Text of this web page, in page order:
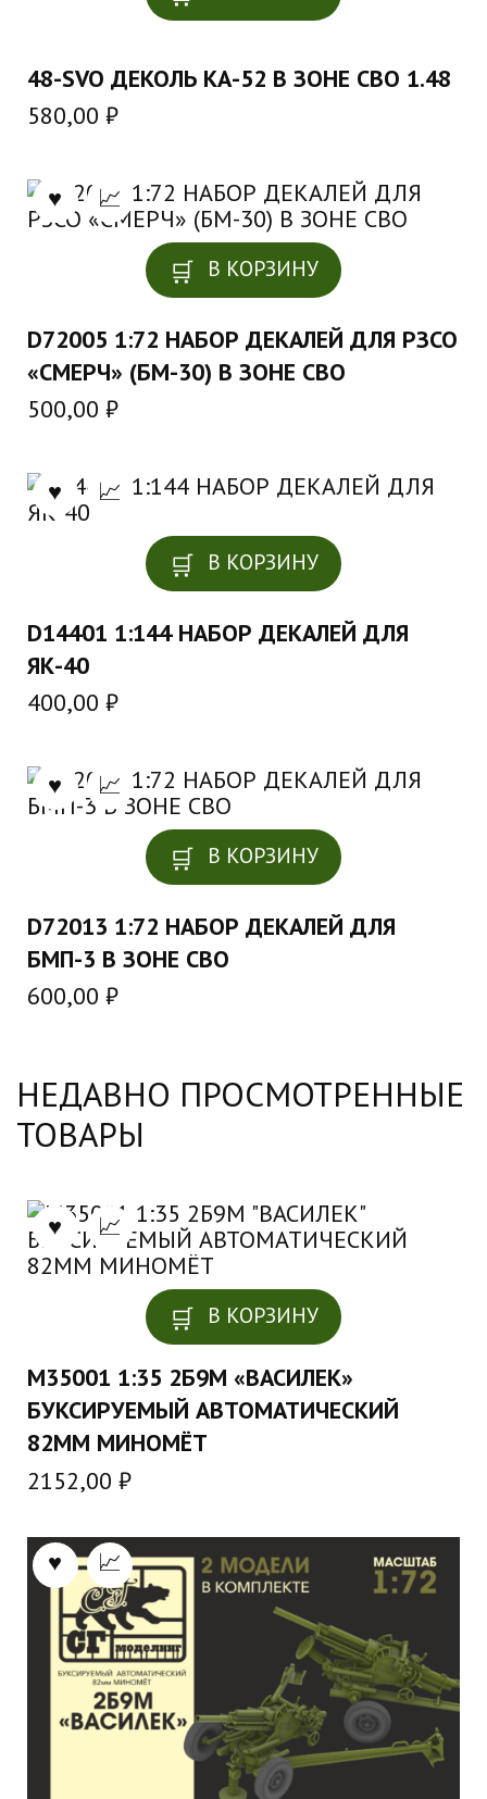
48-SVO ДЕКОЛЬ КА-52 В ЗОНЕ СВО 1.48
580,00 ₽
В КОРЗИНУ
D72005 1:72 НАБОР ДЕКАЛЕЙ ДЛЯ РЗСО
«СМЕРЧ» (БМ-30) В ЗОНЕ СВО
500,00 ₽
В КОРЗИНУ
D14401 1:144 НАБОР ДЕКАЛЕЙ ДЛЯ
ЯК-40
400,00 ₽
В КОРЗИНУ
D72013 1:72 НАБОР ДЕКАЛЕЙ ДЛЯ
БМП-3 В ЗОНЕ СВО
600,00 ₽
НЕДАВНО ПРОСМОТРЕННЫЕ
ТОВАРЫ
В КОРЗИНУ
M35001 1:35 2Б9М «ВАСИЛЕК»
БУКСИРУЕМЫЙ АВТОМАТИЧЕСКИЙ
82ММ МИНОМЁТ
2152,00 ₽